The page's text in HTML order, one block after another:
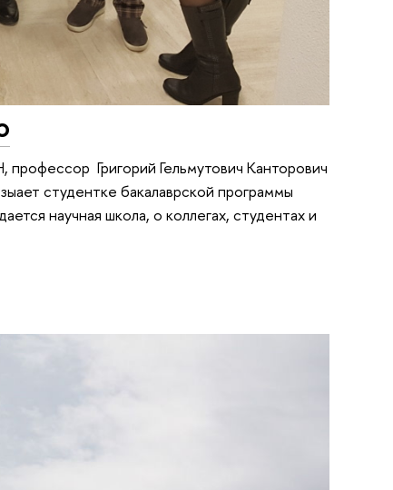
Григорий Гельмутович Канторович
студентке бакалаврской программы
научная школа, о коллегах, студентах и